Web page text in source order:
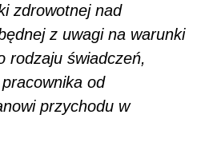
zdrowotnej nad
z uwagi na warunki
rodzaju świadczeń,
od
przychodu w